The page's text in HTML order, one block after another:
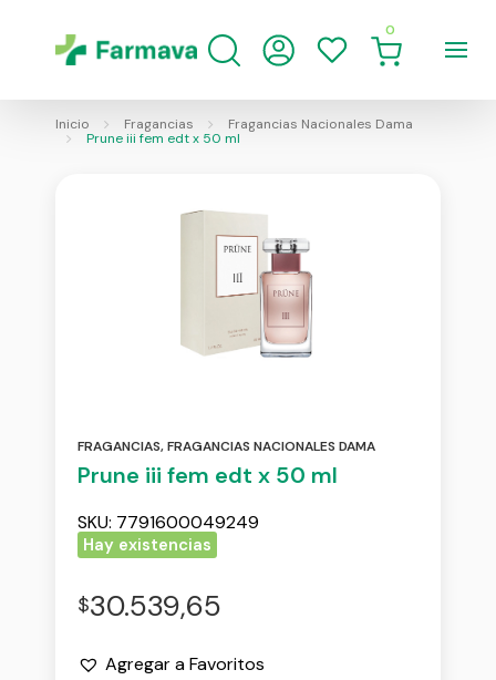
0
Inicio Fragancias
Fragancias Nacionales Dama
Prune iii fem edt x 50 ml
FRAGANCIAS,FRAGANCIAS NACIONALES DAMA
Prune iii fem edt x 50 ml
SKU: 7791600049249
Hay existencias
$30.539,65
Agregar a Favoritos